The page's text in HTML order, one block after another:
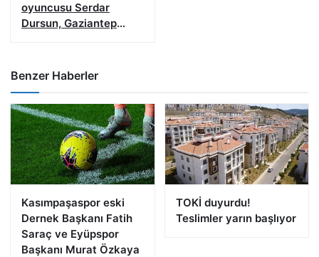
oyuncusu Serdar
Dursun, Gaziantep
Benzer Haberler
Kasımpaşaspor eski
Dernek Başkanı Fatih
Saraç ve Eyüpspor
Başkanı Murat Özkaya
TOKİ duyurdu!
Teslimler yarın başlıyor